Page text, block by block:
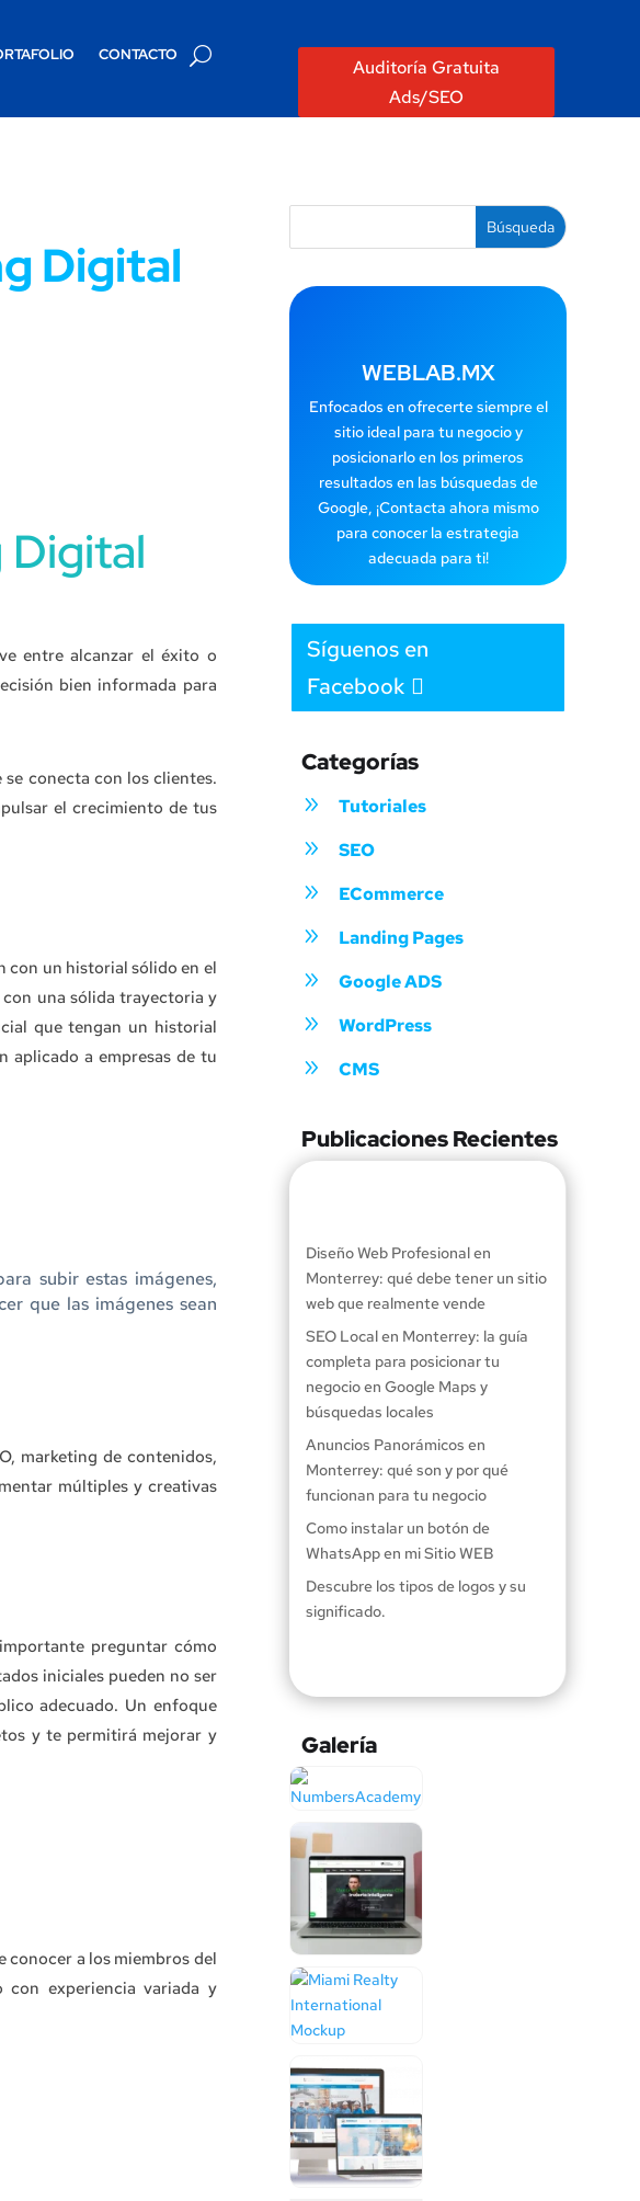
CONTACTO
Auditoría Gratuita
Ads/SEO
Digital
Digital
entre alcanzar el éxito o
bien informada para
conecta con los clientes.
el crecimiento de tus
con un historial sólido en el
con una sólida trayectoria y
que tengan un historial
aplicado a empresas de tu
subir estas imágenes,
que las imágenes sean
marketing de contenidos,
múltiples y creativas
preguntar cómo
iniciales pueden no ser
adecuado. Un enfoque
y te permitirá mejorar y
conocer a los miembros del
experiencia variada y
WEBLAB.MX
Enfocados en ofrecerte siempre el
sitio ideal para tu negocio y
posicionarlo en los primeros
resultados en las búsquedas de
Google, ¡Contacta ahora mismo
para conocer la estrategia
adecuada para ti!
Síguenos en
Facebook
Categorías
9 Tutoriales
9 SEO
9 ECommerce
9 Landing Pages
9 Google ADS
9 WordPress
9 CMS
Publicaciones Recientes
Diseño Web Profesional en
Monterrey: qué debe tener un sitio
web que realmente vende
SEO Local en Monterrey: la guía
completa para posicionar tu
negocio en Google Maps y
búsquedas locales
Anuncios Panorámicos en
Monterrey: qué son y por qué
funcionan para tu negocio
Como instalar un botón de
WhatsApp en mi Sitio WEB
Descubre los tipos de logos y su
significado.
Galería